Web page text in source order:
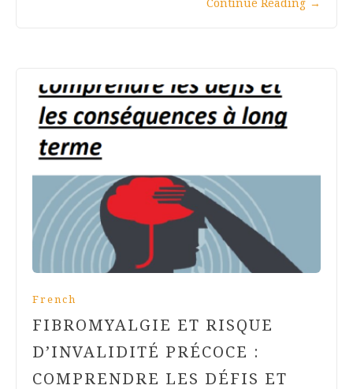
Continue Reading →
French
FIBROMYALGIE ET RISQUE
D’INVALIDITÉ PRÉCOCE :
COMPRENDRE LES DÉFIS ET